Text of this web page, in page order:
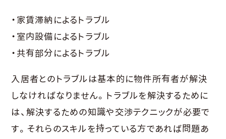
・家賃滞納によるトラブル
・室内設備によるトラブル
・共有部分によるトラブル
入居者とのトラブルは基本的に物件所有者が解決
しなければなりません。トラブルを解決するために
は、解決するための知識や交渉テクニックが必要で
す。それらのスキルを持っている方であれば問題あ